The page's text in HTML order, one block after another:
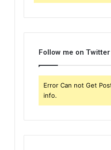
Follow me on Twitter
Error Can not Get
info.